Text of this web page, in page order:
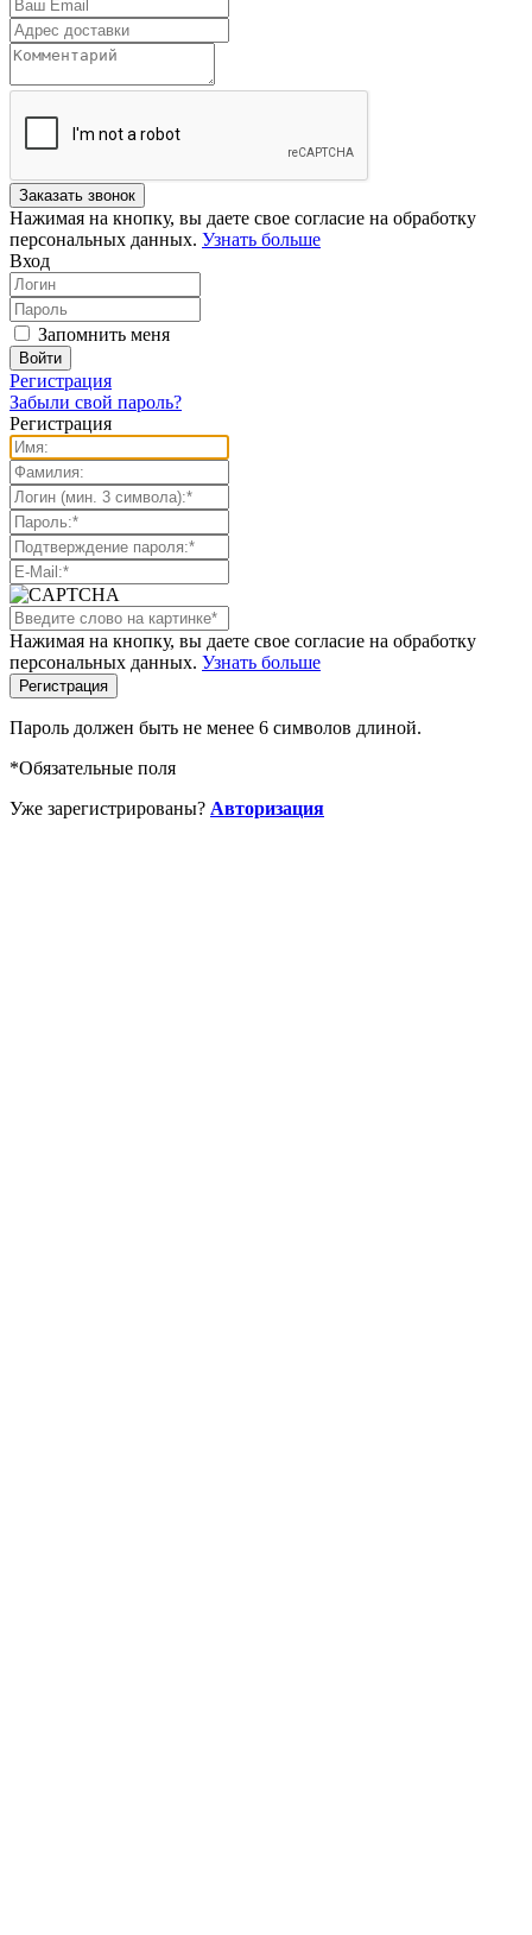
Нажимая на кнопку, вы даете свое согласие на обработку
персональных данных. Узнать больше
Вход
Запомнить меня
Регистрация
Забыли свой пароль?
Регистрация
Нажимая на кнопку, вы даете свое согласие на обработку
персональных данных. Узнать больше
Пароль должен быть не менее 6 символов длиной.
*Обязательные поля
Уже зарегистрированы? Авторизация